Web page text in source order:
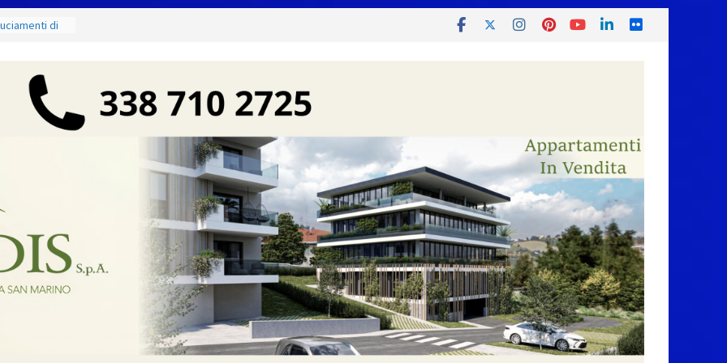
di
della città e
partnership
12,
del